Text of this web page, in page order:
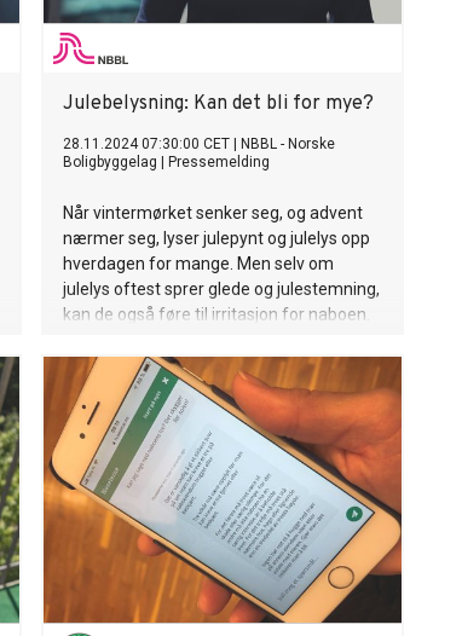
Julebelysning: Kan det bli for mye?
28.11.2024 07:30:00 CET
NBBL - Norske
Boligbyggelag
Pressemelding
Når vintermørket senker seg, og advent
nærmer seg, lyser julepynt og julelys opp
hverdagen for mange. Men selv om
julelys oftest sprer glede og julestemning,
kan de også føre til irritasjon for naboen.
knyttet til julebelysning, og hvordan bør
man håndtere konflikter derom de
oppstår?